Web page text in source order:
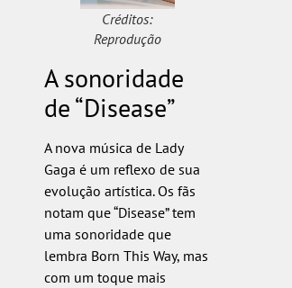
Créditos:
Reprodução
A sonoridade
de “Disease”
A nova música de Lady
Gaga é um reflexo de sua
evolução artística. Os fãs
notam que “Disease” tem
uma sonoridade que
lembra Born This Way, mas
com um toque mais